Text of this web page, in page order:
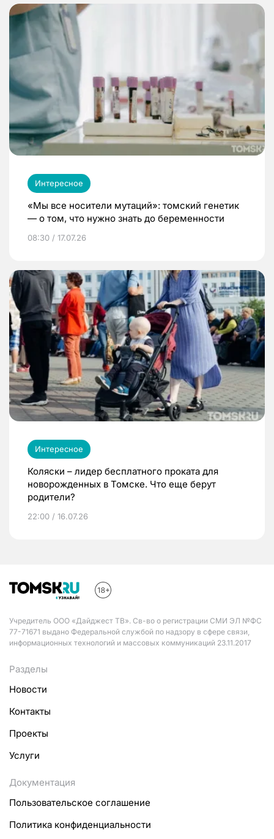
Интересное
«Мы все носители мутаций»: томский генетик
— о том, что нужно знать до беременности
08:30 / 17.07.26
Интересное
Коляски – лидер бесплатного проката для
новорожденных в Томске. Что еще берут
родители?
22:00 / 16.07.26
Учредитель ООО «Дайджест ТВ». Св-во о регистрации СМИ ЭЛ №ФС
77-71671 выдано Федеральной службой по надзору в сфере связи,
информационных технологий и массовых коммуникаций 23.11.2017
Разделы
Новости
Контакты
Проекты
Услуги
Документация
Пользовательское соглашение
Политика конфиденциальности